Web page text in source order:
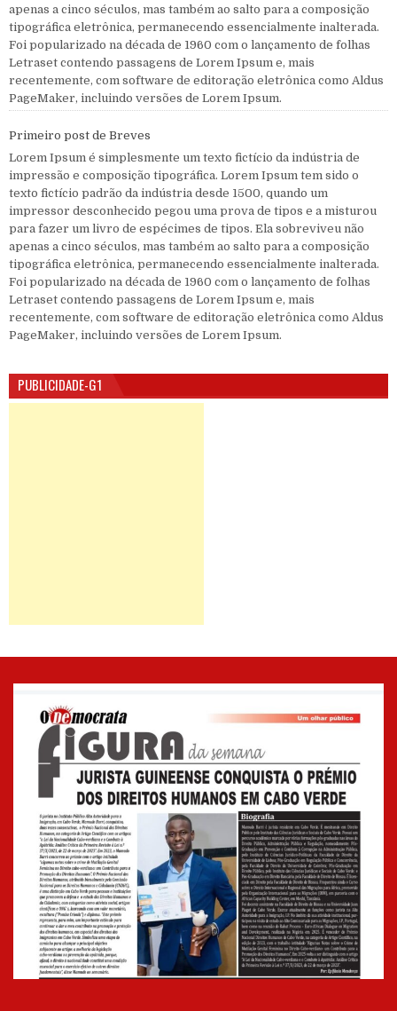
apenas a cinco séculos, mas também ao salto para a composição
tipográfica eletrônica, permanecendo essencialmente inalterada.
Foi popularizado na década de 1960 com o lançamento de folhas
Letraset contendo passagens de Lorem Ipsum e, mais
recentemente, com software de editoração eletrônica como Aldus
PageMaker, incluindo versões de Lorem Ipsum.
Primeiro post de Breves
Lorem Ipsum é simplesmente um texto fictício da indústria de
impressão e composição tipográfica. Lorem Ipsum tem sido o
texto fictício padrão da indústria desde 1500, quando um
impressor desconhecido pegou uma prova de tipos e a misturou
para fazer um livro de espécimes de tipos. Ela sobreviveu não
apenas a cinco séculos, mas também ao salto para a composição
tipográfica eletrônica, permanecendo essencialmente inalterada.
Foi popularizado na década de 1960 com o lançamento de folhas
Letraset contendo passagens de Lorem Ipsum e, mais
recentemente, com software de editoração eletrônica como Aldus
PageMaker, incluindo versões de Lorem Ipsum.
PUBLICIDADE-G1